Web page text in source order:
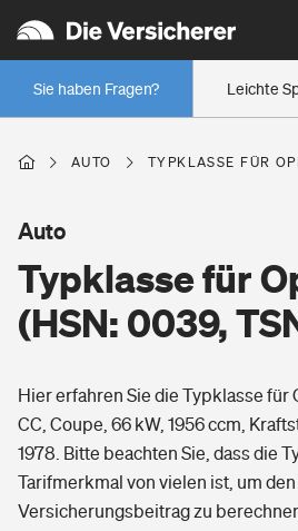
Leichte
Sie haben Fragen?
Wer versichert was: Jetzt Versicherer
Regionalklassen: So ist Ihre Region
Wer versichert was: Jetzt Versicherer
Berufsunfähigkeitsversicherung
Erwerbsunfähigkeitsversicherung
Grundfähigkeitsversicherung
Arbeitsrechtsschutz
Berufshaftpflichtversicherung
Wohnen
Hausratversicherung
Freizeit
Pri­vate Haft­pflicht­
Gesundheit
AUTO TYPKLASSE FÜR
Typklasse für
(HSN: 0039,
Auto
Hier erfahren Sie die Typklasse für
CC, Coupe, 66 kW, 1956 ccm,
1978. Bitte beachten Sie, dass die
Tarifmerkmal von vielen ist, um
Versicherungsbeitrag zu